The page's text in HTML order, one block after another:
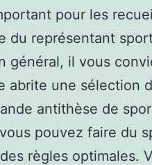
pour les
du représentant
général, il vous
abrite une sélection
antithèse de
pouvez faire du
règles optimales.